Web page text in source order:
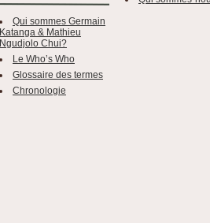
Qui sommes Germain
Katanga & Mathieu
Ngudjolo Chui?
Le Who’s Who
Glossaire des termes
Chronologie